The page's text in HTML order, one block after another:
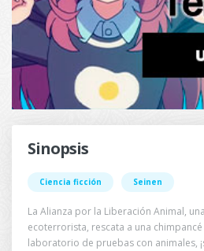
Sinopsis
Ciencia ficción Seinen
La Alianza por la Liberación Animal,
ecoterrorista, rescata a una
laboratorio de pruebas con animales,